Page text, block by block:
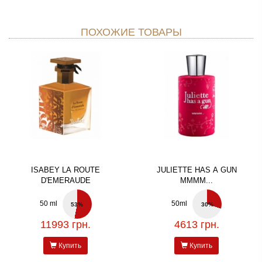
ПОХОЖИЕ ТОВАРЫ
ISABEY LA ROUTE
D'EMERAUDE
50 ml 53%
11993 грн.
Купить
JULIETTE HAS A GUN
MMMM...
50ml 30%
4613 грн.
Купить